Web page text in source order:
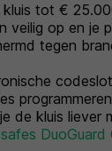
tot €
veilig op en je
tegen
de kluis liever